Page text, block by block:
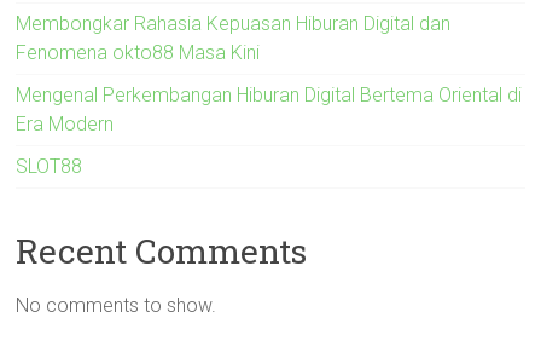
Membongkar Rahasia Kepuasan Hiburan Digital dan
Fenomena okto88 Masa Kini
Mengenal Perkembangan Hiburan Digital Bertema Oriental di
Era Modern
SLOT88
Recent Comments
No comments to show.